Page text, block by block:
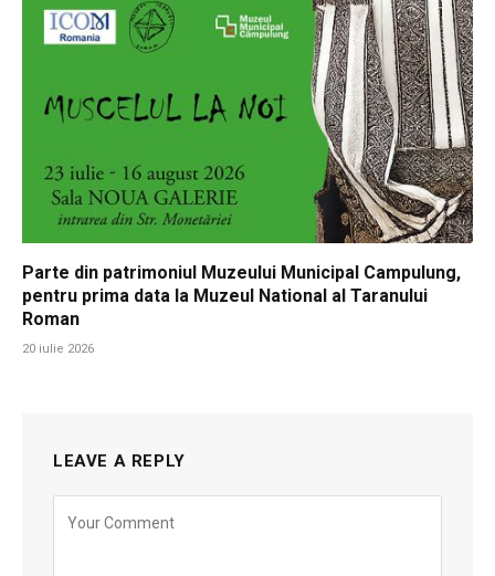
Parte din patrimoniul Muzeului Municipal Campulung,
pentru prima data la Muzeul National al Taranului
Roman
20 iulie 2026
LEAVE A REPLY